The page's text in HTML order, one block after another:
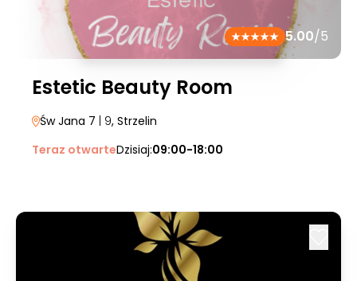
5.00/5
Estetic Beauty Room
Św Jana 7 | 9, Strzelin
Teraz otwarteDzisiaj:09:00-18:00